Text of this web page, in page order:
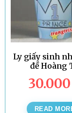
Ly giấy sinh
đề Hoàng
30.000
READ